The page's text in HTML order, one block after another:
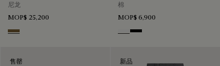
尼龙
MOP$ 25,200
Kaki
棉
MOP$ 6,900
Blanc Optique
Noir
售罄 新品